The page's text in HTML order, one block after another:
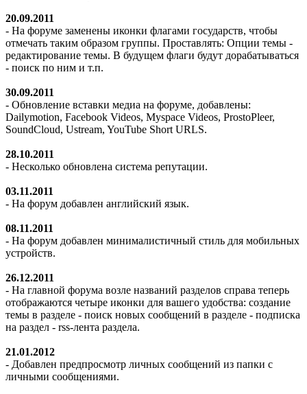
20.09.2011
- На форуме заменены иконки флагами государств, чтобы
отмечать таким образом группы. Проставлять: Опции темы -
редактирование темы. В будущем флаги будут дорабатываться
- поиск по ним и т.п.
30.09.2011
- Обновление вставки медиа на форуме, добавлены:
Dailymotion, Facebook Videos, Myspace Videos, ProstoPleer,
SoundCloud, Ustream, YouTube Short URLS.
28.10.2011
- Несколько обновлена система репутации.
03.11.2011
- На форум добавлен английский язык.
08.11.2011
- На форум добавлен минималистичный стиль для мобильных
устройств.
26.12.2011
- На главной форума возле названий разделов справа теперь
отображаются четыре иконки для вашего удобства: создание
темы в разделе - поиск новых сообщений в разделе - подписка
на раздел - rss-лента раздела.
21.01.2012
- Добавлен предпросмотр личных сообщений из папки с
личными сообщениями.